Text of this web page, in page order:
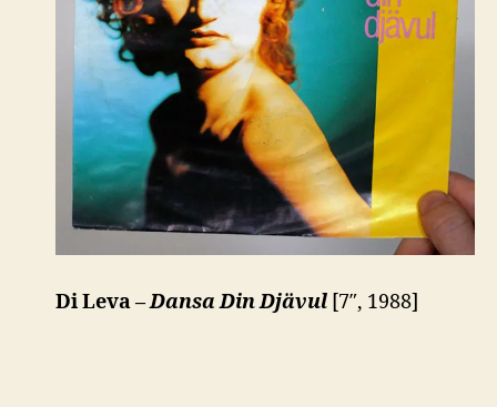
Di Leva –Dansa Din Djävul [7″, 1988]